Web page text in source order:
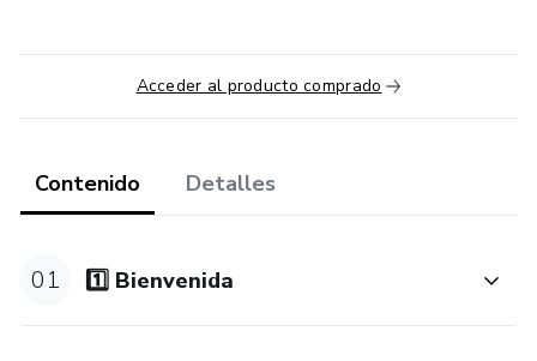
Acceder al producto comprado
Contenido Detalles
01 1️⃣ Bienvenida